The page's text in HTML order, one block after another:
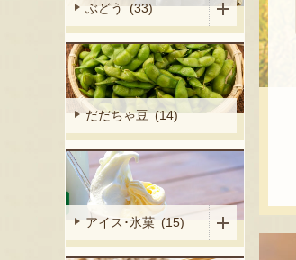
ぶどう (33)
だだちゃ豆 (14)
アイス･氷菓 (15)